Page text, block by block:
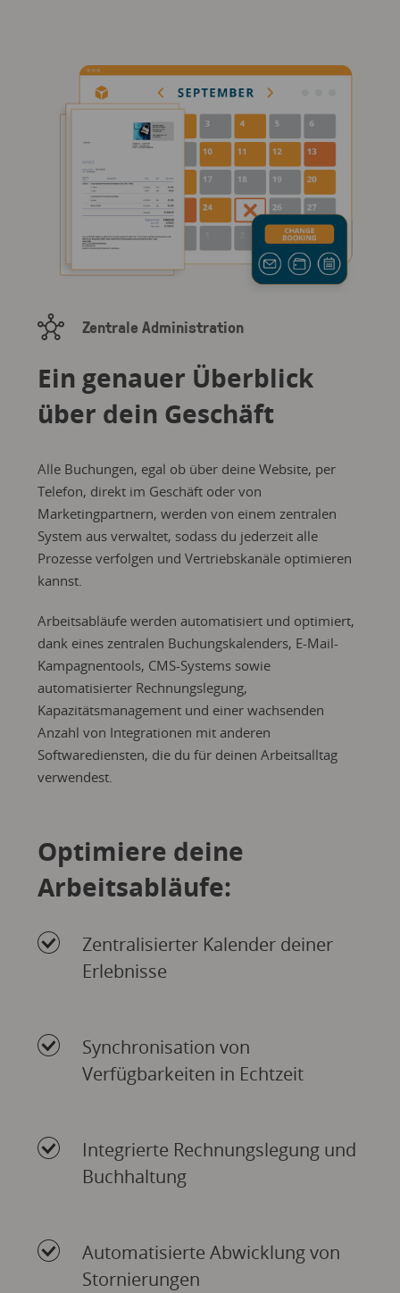
Zentrale Administration
Ein genauer Überblick
über dein Geschäft
Alle Buchungen, egal ob über deine Website, per
Telefon, direkt im Geschäft oder von
Marketingpartnern, werden von einem zentralen
System aus verwaltet, sodass du jederzeit alle
Prozesse verfolgen und Vertriebskanäle optimieren
kannst.
Arbeitsabläufe werden automatisiert und optimiert,
dank eines zentralen Buchungskalenders, E-Mail-
Kampagnentools, CMS-Systems sowie
automatisierter Rechnungslegung,
Kapazitätsmanagement und einer wachsenden
Anzahl von Integrationen mit anderen
Softwarediensten, die du für deinen Arbeitsalltag
verwendest.
Optimiere deine
Arbeitsabläufe:
Zentralisierter Kalender deiner
Erlebnisse
Synchronisation von
Verfügbarkeiten in Echtzeit
Integrierte Rechnungslegung und
Buchhaltung
Automatisierte Abwicklung von
Stornierungen